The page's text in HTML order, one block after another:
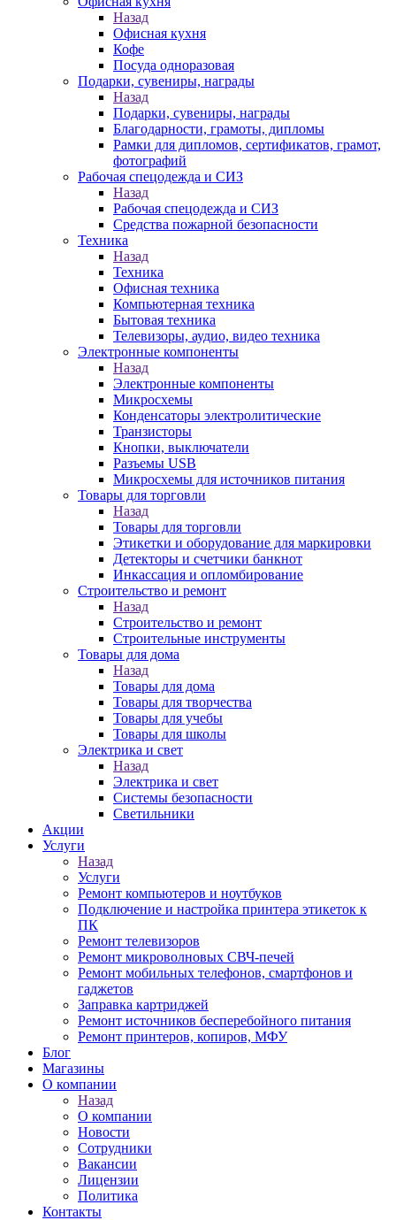
Назад
Офисная кухня
Кофе
Посуда одноразовая
Подарки, сувениры, награды
Назад
Подарки, сувениры, награды
Благодарности, грамоты, дипломы
Рамки для дипломов, сертификатов, грамот,
фотографий
Рабочая спецодежда и СИЗ
Назад
Рабочая спецодежда и СИЗ
Средства пожарной безопасности
Техника
Назад
Техника
Офисная техника
Компьютерная техника
Бытовая техника
Телевизоры, аудио, видео техника
Электронные компоненты
Назад
Электронные компоненты
Микросхемы
Конденсаторы электролитические
Транзисторы
Кнопки, выключатели
Разъемы USB
Микросхемы для источников питания
Товары для торговли
Назад
Товары для торговли
Этикетки и оборудование для маркировки
Детекторы и счетчики банкнот
Инкассация и опломбирование
Строительство и ремонт
Назад
Строительство и ремонт
Строительные инструменты
Товары для дома
Назад
Товары для дома
Товары для творчества
Товары для учебы
Товары для школы
Электрика и свет
Назад
Электрика и свет
Системы безопасности
Светильники
Акции
Услуги
Назад
Услуги
Ремонт компьютеров и ноутбуков
Подключение и настройка принтера этикеток к
ПК
Ремонт телевизоров
Ремонт микроволновых СВЧ-печей
Ремонт мобильных телефонов, смартфонов и
гаджетов
Заправка картриджей
Ремонт источников бесперебойного питания
Ремонт принтеров, копиров, МФУ
Блог
Магазины
О компании
Назад
О компании
Новости
Сотрудники
Вакансии
Лицензии
Политика
Контакты